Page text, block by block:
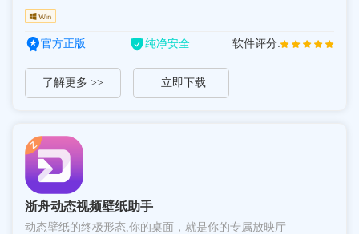
官方正版 纯净安全 软件评分:
了解更多 >> 立即下载
浙舟动态视频壁纸助手
动态壁纸的终极形态,你的桌面，就是你的专属放映厅